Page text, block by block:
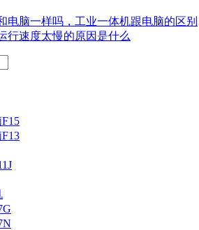
电脑一样吗，工业一体机跟电脑的区别
行速度太慢的原因是什么